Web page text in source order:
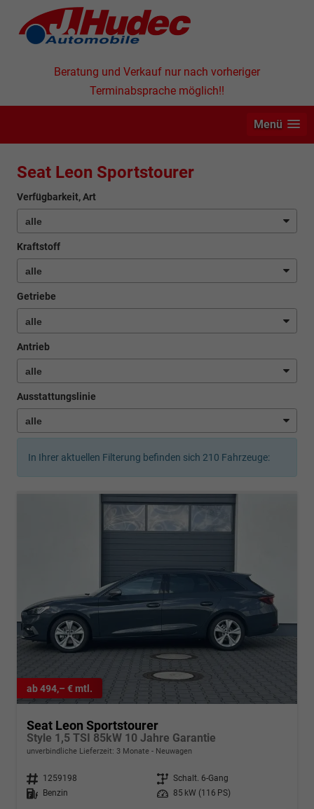
Beratung und Verkauf nur nach vorheriger
Terminabsprache möglich!!
Menü
Seat Leon Sportstourer
Verfügbarkeit, Art
Kraftstoff
Getriebe
Antrieb
Ausstattungslinie
In Ihrer aktuellen Filterung befinden sich 210 Fahrzeuge:
ab 494,– € mtl.
Seat Leon Sportstourer
Style 1,5 TSI 85kW 10 Jahre Garantie
unverbindliche Lieferzeit: 3 Monate Neuwagen
Fahrzeugnr. 1259198 Getriebe Schalt. 6-Gang
Kraftstoff
Benzin Leistung 85 kW (116 PS)